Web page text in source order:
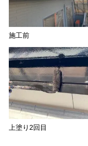
施工前
上塗り2回目